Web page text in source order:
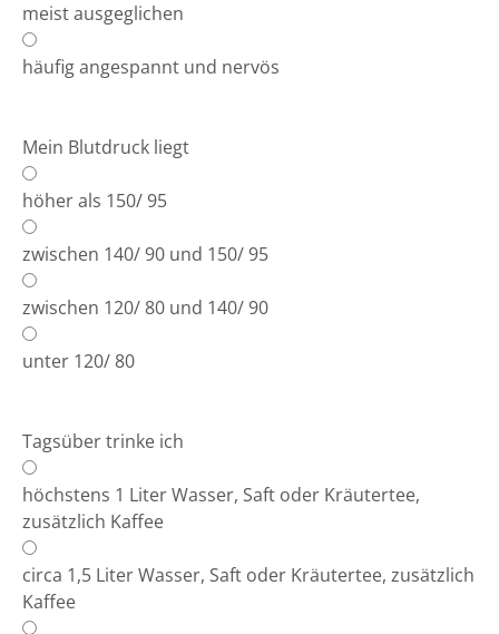
meist ausgeglichen
häufig angespannt und nervös
Mein Blutdruck liegt
höher als 150/ 95
zwischen 140/ 90 und 150/ 95
zwischen 120/ 80 und 140/ 90
unter 120/ 80
Tagsüber trinke ich
höchstens 1 Liter Wasser, Saft oder Kräutertee,
zusätzlich Kaffee
circa 1,5 Liter Wasser, Saft oder Kräutertee, zusätzlich
Kaffee